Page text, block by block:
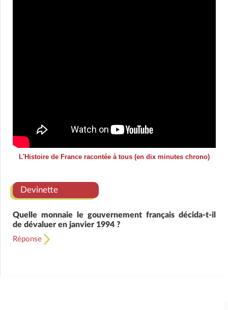
L'Histoire de France racontée à tous (en dix minutes chrono)
Devinette
Quelle monnaie le gouvernement français décida-t-il
de dévaluer en janvier 1994 ?
Réponse